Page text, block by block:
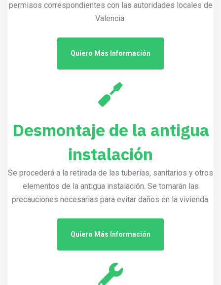
permisos correspondientes con las autoridades locales de
Valencia.
Quiero Más Información
Desmontaje de la antigua
instalación
Se procederá a la retirada de las tuberías, sanitarios y otros
elementos de la antigua instalación. Se tomarán las
precauciones necesarias para evitar daños en la vivienda.
Quiero Más Información